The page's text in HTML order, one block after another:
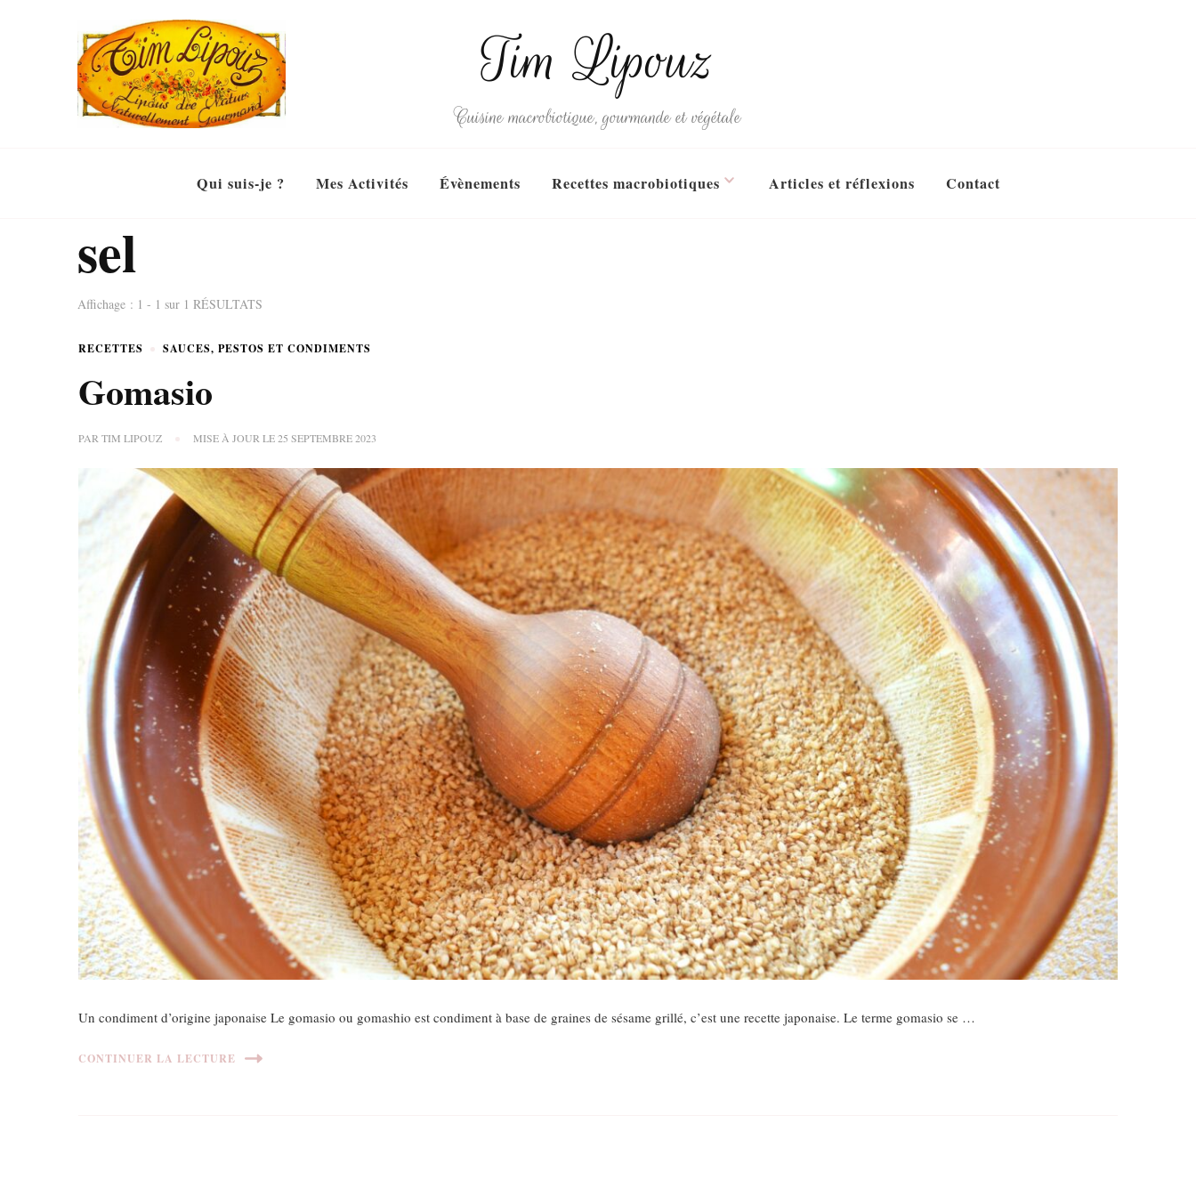
Tim Lipouz
Cuisine macrobiotique, gourmande et végétale
Qui suis-je ? Mes Activités Évènements Recettes macrobiotiques Articles et réflexions Contact
sel
Affichage : 1 - 1 sur 1 RÉSULTATS
RECETTES SAUCES, PESTOS ET CONDIMENTS
Gomasio
PAR TIM LIPOUZ MISE À JOUR LE25 SEPTEMBRE 2023
Un condiment d’origine japonaise Le gomasio ou gomashio est condiment à base de graines de sésame grillé, c’est une recette japonaise. Le terme gomasio se …
CONTINUER LA LECTURE